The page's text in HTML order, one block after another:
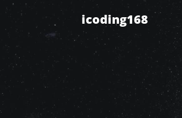
icoding168